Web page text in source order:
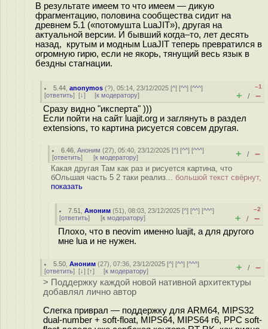
В результате имеем то что имеем — дикую
фрагментацию, половина сообщества сидит на
древнем 5.1 («потомушта LuaJIT»), другая на
актуальной версии. И бывший когда–то, лет десять
назад, крутым и модным LuaJIT теперь превратился в
огромную гирю, если не якорь, тянущий весь язык в
бездны стагнации.
5.44 ,anonymos (?), 05:14, 23/12/2025 [^] [^^] [^^^]
[ответить] [↓] [к модератору]
–1
+ / –
Сразу видно "иксперта" )))
Если пойти на сайт luajit.org и заглянуть в раздел
extensions, то картина рисуется совсем другая.
6.46 ,Аноним (27), 05:40, 23/12/2025 [^] [^^] [^^^]
[ответить] [к модератору] + / –
Какая другая Там как раз и рисуется картина, что
бОльшая часть 5 2 таки реализ... большой текст свёрнут,
показать
7.51 ,Аноним (51), 08:03, 23/12/2025 [^] [^^] [^^^]
[ответить] [к модератору]
–2
+ / –
Плохо, что в neovim именно luajit, а для другого
мне lua и не нужен.
5.50 ,Аноним (27), 07:36, 23/12/2025 [^] [^^] [^^^]
[ответить] [↓] [↑] [к модератору] + / –
> Поддержку каждой новой нативной архитектуры
добавлял лично автор
Слегка приврал — поддержку для ARM64, MIPS32
dual-number + soft-float, MIPS64, MIPS64 r6, PPC soft-